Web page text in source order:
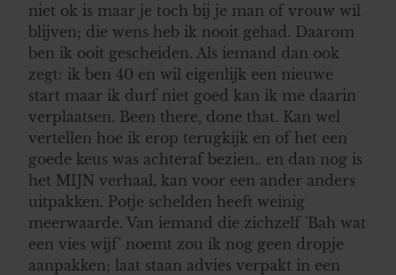
niet ok is maar je toch bij je man of vrouw wil
blijven; die wens heb ik nooit gehad. Daarom
ben ik ooit gescheiden. Als iemand dan ook
zegt: ik ben 40 en wil eigenlijk een nieuwe
start maar ik durf niet goed kan ik me daarin
verplaatsen. Been there, done that. Kan wel
vertellen hoe ik erop terugkijk en of het een
goede keus was achteraf bezien.. en dan nog is
het MIJN verhaal, kan voor een ander anders
uitpakken. Potje schelden heeft weinig
meerwaarde. Van iemand die zichzelf 'Bah wat
een vies wijf' noemt zou ik nog geen dropje
aanpakken; laat staan advies verpakt in een